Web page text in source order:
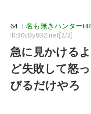
64 ： 名も無きハンター
ID:80cDy8BZ.net[2/2]
急に見かける
ど失敗して怒
びるだけやろ